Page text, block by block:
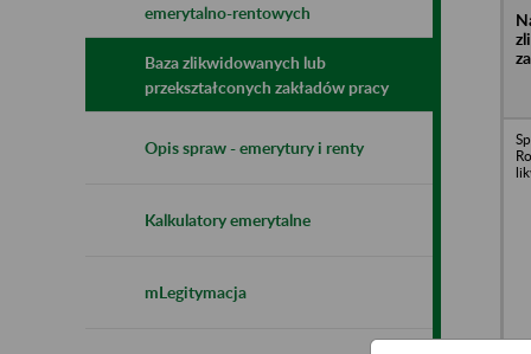
emerytalno-rentowych
Baza zlikwidowanych lub
przekształconych zakładów pracy
Opis spraw - emerytury i renty
Kalkulatory emerytalne
mLegitymacja